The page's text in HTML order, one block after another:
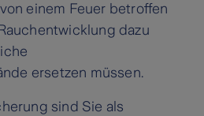
einem Feuer betroffen
dazu
ersetzen müssen.
sind Sie als